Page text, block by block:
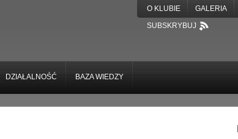
O KLUBIE GALERIA
SUBSKRYBUJ
DZIAŁALNOŚĆ BAZA WIEDZY